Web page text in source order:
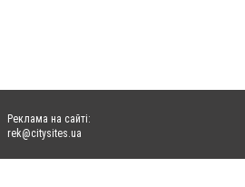
Реклама на сайті:
rek@citysites.ua